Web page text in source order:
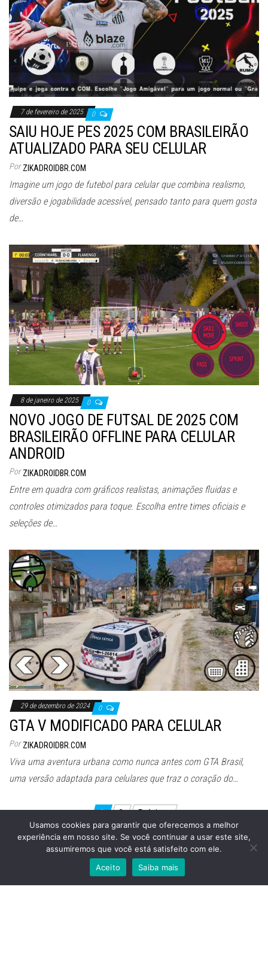
7 de fevereiro de 2025 0
SAIU HOJE PES 2025 COM BRASILEIRÃO
ATUALIZADO PARA SEU CELULAR
Por ZIKADROIDBR.COM
Imagine um jogo de futebol para celular que combina realismo,
diversão e jogabilidade acessível, pensado tanto para quem gosta
de…
8 de janeiro de 2025 0
NOVO JOGO DE FUTSAL DE 2025 COM
BRASILEIRÃO OFFLINE PARA CELULAR
ANDROID
Por ZIKADROIDBR.COM
Entre em quadra com gráficos realistas, animações fluidas e
controles otimizados para toque. Escolha entre times oficiais e
seleções de…
29 de dezembro de 2024 0
GTA V MODIFICADO PARA CELULAR
Por ZIKADROIDBR.COM
Viva uma aventura urbana como nunca antes com GTA Brasil,
uma versão adaptada para celulares que traz o coração do…
Paginação
de
posts
1 2 Próximo
Orgulhosamente mantido comWordPress |Tema:Envo
Magazine
Usamos cookies para garantir que oferecemos a melhor
experiência em nosso site. Se você continuar a usar este site,
assumiremos que você está satisfeito com ele.
Aceito
Saiba mais